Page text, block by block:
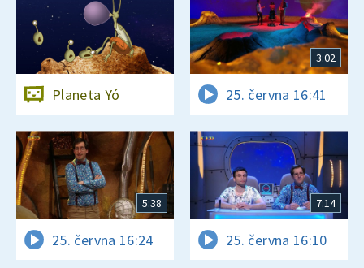
Planeta Yó
3:02
25. června 16:41
5:38
25. června 16:24
7:14
25. června 16:10